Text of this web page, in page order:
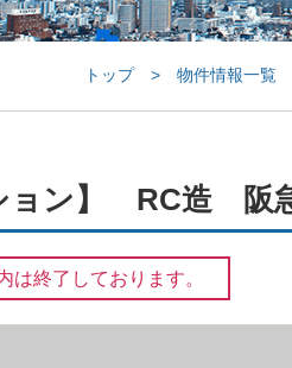
トップ> 物件情報一覧
ョン】 RC造 阪
は終了しております。